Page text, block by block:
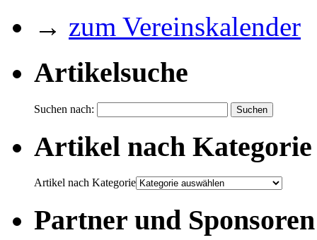
→ zum Vereinskalender
Artikelsuche
Suchen nach:
Artikel nach Kategorie
Artikel nach Kategorie
Partner und Sponsoren